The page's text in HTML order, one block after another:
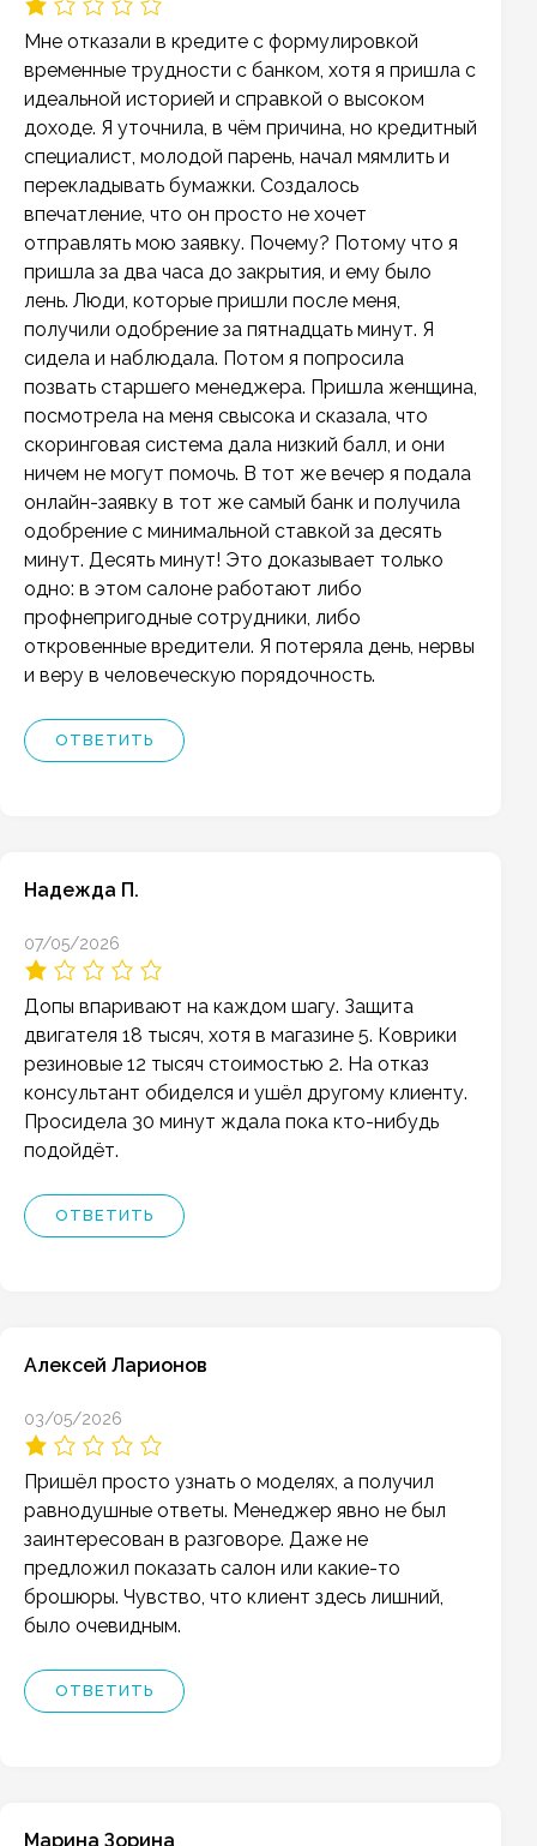
Мне отказали в кредите с формулировкой
временные трудности с банком, хотя я пришла с
идеальной историей и справкой о высоком
доходе. Я уточнила, в чём причина, но кредитный
специалист, молодой парень, начал мямлить и
перекладывать бумажки. Создалось
впечатление, что он просто не хочет
отправлять мою заявку. Почему? Потому что я
пришла за два часа до закрытия, и ему было
лень. Люди, которые пришли после меня,
получили одобрение за пятнадцать минут. Я
сидела и наблюдала. Потом я попросила
позвать старшего менеджера. Пришла женщина,
посмотрела на меня свысока и сказала, что
скоринговая система дала низкий балл, и они
ничем не могут помочь. В тот же вечер я подала
онлайн-заявку в тот же самый банк и получила
одобрение с минимальной ставкой за десять
минут. Десять минут! Это доказывает только
одно: в этом салоне работают либо
профнепригодные сотрудники, либо
откровенные вредители. Я потеряла день, нервы
и веру в человеческую порядочность.
ОТВЕТИТЬ
Надежда П.
07/05/2026
Допы впаривают на каждом шагу. Защита
двигателя 18 тысяч, хотя в магазине 5. Коврики
резиновые 12 тысяч стоимостью 2. На отказ
консультант обиделся и ушёл другому клиенту.
Просидела 30 минут ждала пока кто-нибудь
подойдёт.
ОТВЕТИТЬ
Алексей Ларионов
03/05/2026
Пришёл просто узнать о моделях, а получил
равнодушные ответы. Менеджер явно не был
заинтересован в разговоре. Даже не
предложил показать салон или какие-то
брошюры. Чувство, что клиент здесь лишний,
было очевидным.
ОТВЕТИТЬ
Марина Зорина